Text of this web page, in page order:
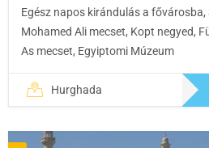
Egész napos kirándulás a fővárosba,
Mohamed Ali mecset, Kopt negyed,
As mecset, Egyiptomi Múzeum
Hurghada